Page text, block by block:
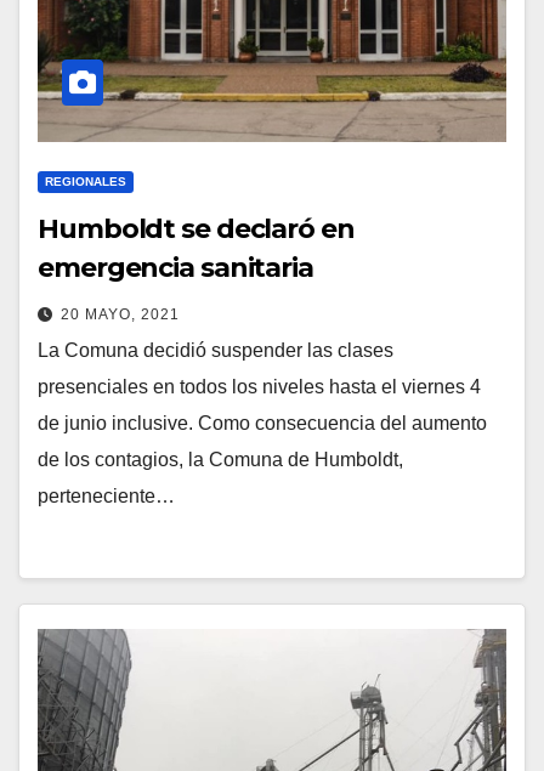
REGIONALES
Humboldt se declaró en
emergencia sanitaria
20 MAYO, 2021
La Comuna decidió suspender las clases
presenciales en todos los niveles hasta el viernes 4
de junio inclusive. Como consecuencia del aumento
de los contagios, la Comuna de Humboldt,
perteneciente…